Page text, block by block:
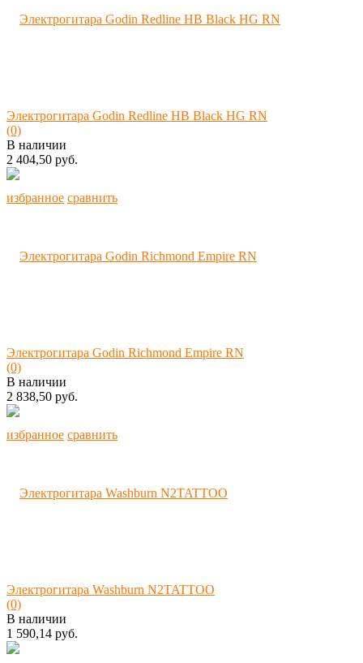
избранное сравнить
Электрогитара Godin Redline HB Black HG RN
(0)
В наличии
2 404,50 руб.
избранное сравнить
Электрогитара Godin Richmond Empire RN
(0)
В наличии
2 838,50 руб.
Электрогитара Washburn N2TATTOO
(0)
В наличии
1 590,14 руб.